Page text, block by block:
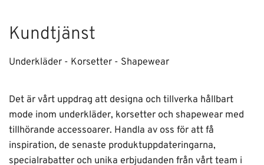
Kundtjänst
Underkläder - Korsetter - Shapewear
Det är vårt uppdrag att designa och tillverka hållbart
mode inom underkläder, korsetter och shapewear med
tillhörande accessoarer. Handla av oss för att få
inspiration, de senaste produktuppdateringarna,
specialrabatter och unika erbjudanden från vårt team i